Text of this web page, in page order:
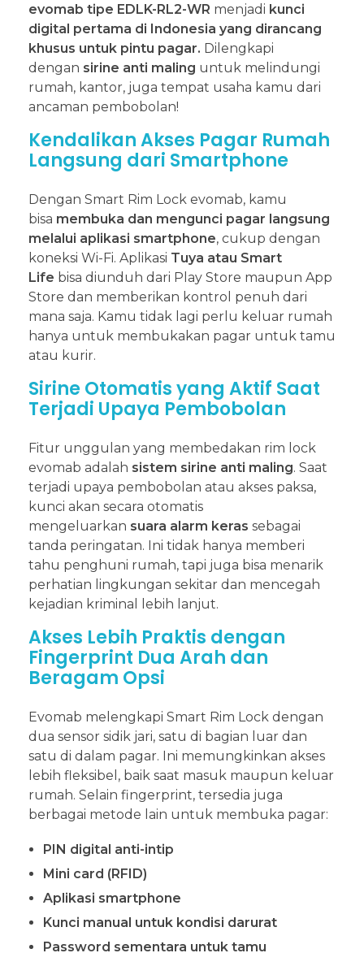
evomab tipe EDLK-RL2-WR menjadi kunci
digital pertama di Indonesia yang dirancang
khusus untuk pintu pagar. Dilengkapi
dengan sirine anti maling untuk melindungi
rumah, kantor, juga tempat usaha kamu dari
ancaman pembobolan!
Kendalikan Akses Pagar Rumah
Langsung dari Smartphone
Dengan Smart Rim Lock evomab, kamu
bisa membuka dan mengunci pagar langsung
melalui aplikasi smartphone, cukup dengan
koneksi Wi-Fi. Aplikasi Tuya atau Smart
Life bisa diunduh dari Play Store maupun App
Store dan memberikan kontrol penuh dari
mana saja. Kamu tidak lagi perlu keluar rumah
hanya untuk membukakan pagar untuk tamu
atau kurir.
Sirine Otomatis yang Aktif Saat
Terjadi Upaya Pembobolan
Fitur unggulan yang membedakan rim lock
evomab adalah sistem sirine anti maling. Saat
terjadi upaya pembobolan atau akses paksa,
kunci akan secara otomatis
mengeluarkan suara alarm keras sebagai
tanda peringatan. Ini tidak hanya memberi
tahu penghuni rumah, tapi juga bisa menarik
perhatian lingkungan sekitar dan mencegah
kejadian kriminal lebih lanjut.
Akses Lebih Praktis dengan
Fingerprint Dua Arah dan
Beragam Opsi
Evomab melengkapi Smart Rim Lock dengan
dua sensor sidik jari, satu di bagian luar dan
satu di dalam pagar. Ini memungkinkan akses
lebih fleksibel, baik saat masuk maupun keluar
rumah. Selain fingerprint, tersedia juga
berbagai metode lain untuk membuka pagar:
PIN digital anti-intip
Mini card (RFID)
Aplikasi smartphone
Kunci manual untuk kondisi darurat
Password sementara untuk tamu